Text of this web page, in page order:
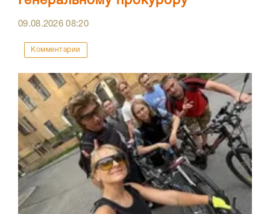
09.08.202608:20
Комментарии